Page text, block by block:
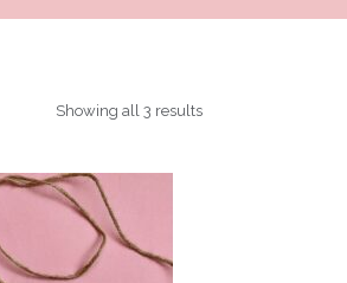
Showing all 3 results